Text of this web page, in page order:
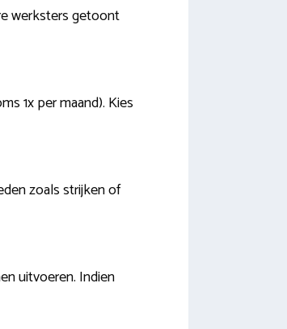
werksters getoont
1x per maand). Kies
zoals strijken of
uitvoeren. Indien